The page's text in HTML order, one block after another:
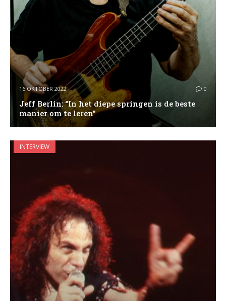
16 OKTOBER 2022 0
Jeff Berlin: “In het diepe springen is de beste
manier om te leren”
INTERVIEW